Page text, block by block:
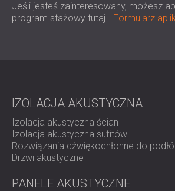
Jeśli jesteś zainteresowany, możesz
program stażowy tutaj - Formularz
IZOLACJA AKUSTYCZNA
Izolacja akustyczna ścian
Izolacja akustyczna sufitów
Rozwiązania dźwiękochłonne do
Drzwi akustyczne
PANELE AKUSTYCZNE